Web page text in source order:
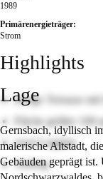
Lage
Gernsbach, idyllisch
malerische Altstadt,
Gebäuden geprägt
1989
Primärenergieträger:
Strom
Highlights
riesige Terrasse mit
Fläche größer 100
zwei Loggien
Aufzug